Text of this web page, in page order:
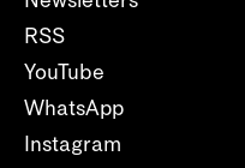
RSS
YouTube
WhatsApp
Instagram